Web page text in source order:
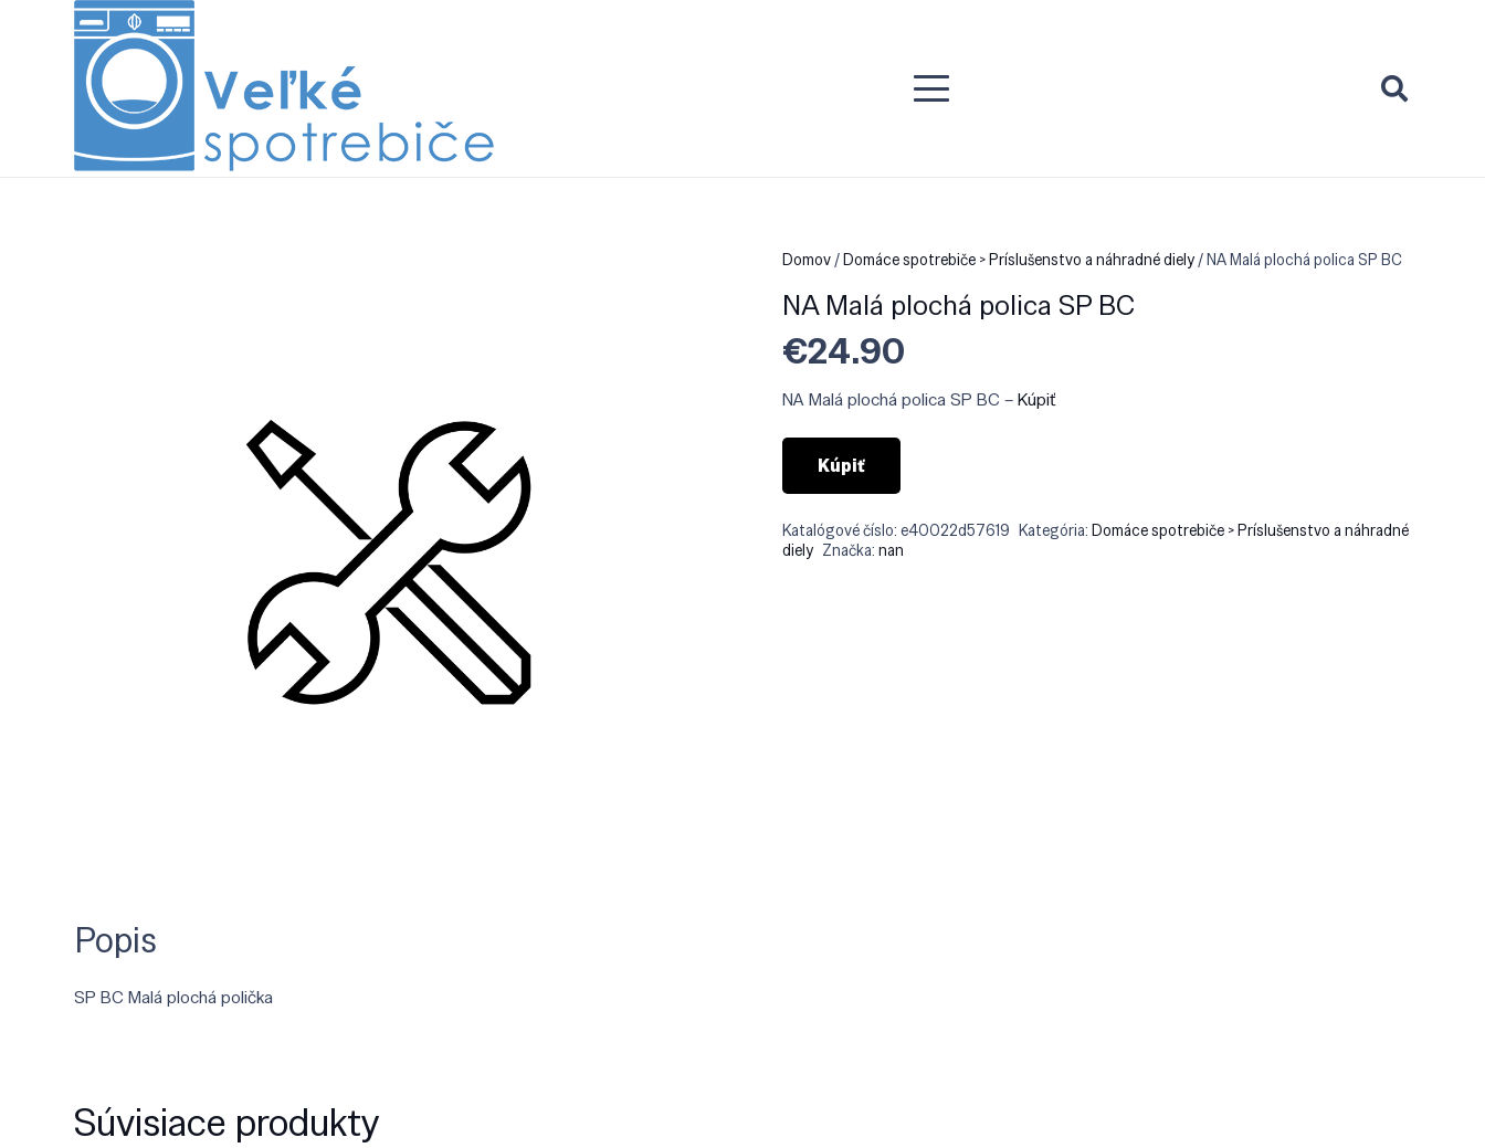
Domov/Domáce spotrebiče > Príslušenstvo a náhradné diely/ NA Malá plochá polica SP BC
NA Malá plochá polica SP BC
€24.90
NA Malá plochá polica SP BC –Kúpiť
Kúpiť
Katalógové číslo:e40022d57619 Kategória:Domáce spotrebiče > Príslušenstvo a náhradné
diely Značka:nan
Popis
SP BC Malá plochá polička
Súvisiace produkty